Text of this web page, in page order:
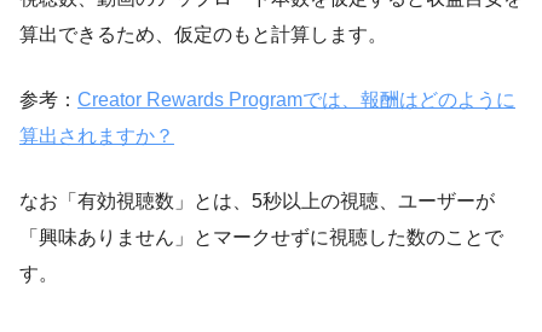
算出できるため、仮定のもと計算します。
参考： Creator Rewards Programでは、報酬はどのように
算出されますか？
なお「有効視聴数」とは、5秒以上の視聴、ユーザーが
「興味ありません」とマークせずに視聴した数のことで
す。